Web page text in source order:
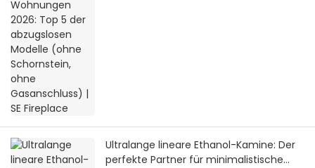
Ultralange lineare Ethanol-Kamine: Der
perfekte Partner für minimalistische